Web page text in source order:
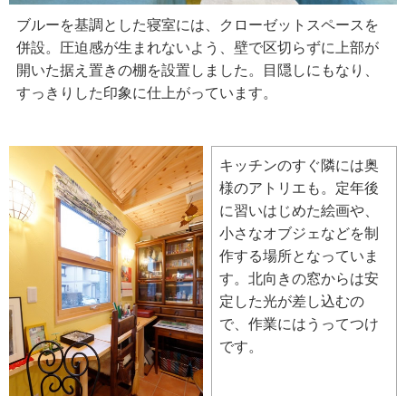
ブルーを基調とした寝室には、クローゼットスペースを
併設。圧迫感が生まれないよう、壁で区切らずに上部が
開いた据え置きの棚を設置しました。目隠しにもなり、
すっきりした印象に仕上がっています。
キッチンのすぐ隣には奥
様のアトリエも。定年後
に習いはじめた絵画や、
小さなオブジェなどを制
作する場所となっていま
す。北向きの窓からは安
定した光が差し込むの
で、作業にはうってつけ
です。